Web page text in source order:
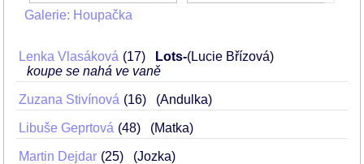
Galerie: Houpačka
Lenka Vlasáková 17 Lots-(Lucie Břízová)
koupe se nahá ve vaně
Zuzana Stivínová 16 (Andulka)
Libuše Geprtová 48 (Matka)
Martin Dejdar 25 (Jozka)